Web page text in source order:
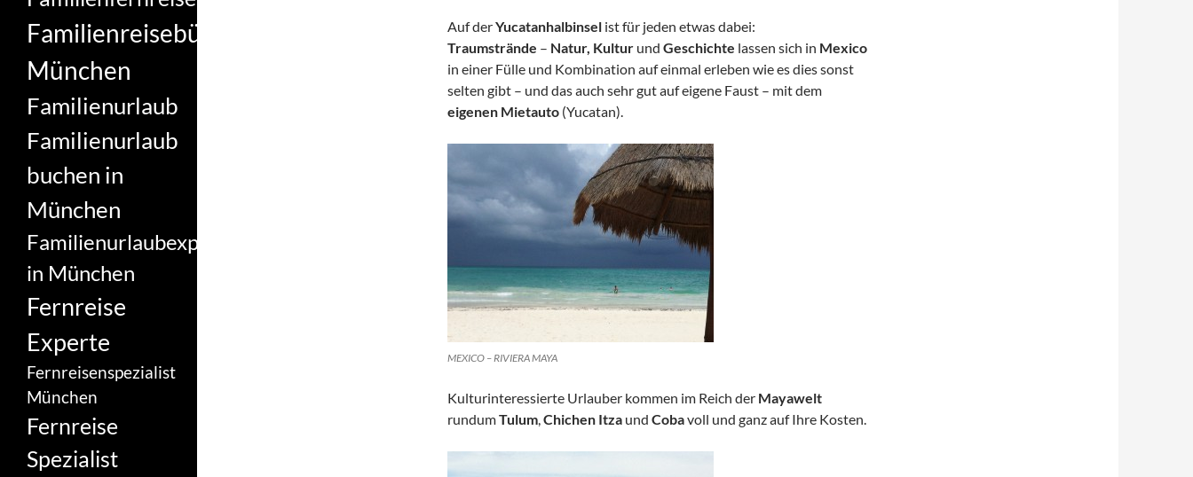
Auf derYucatanhalbinsel ist für jeden etwas dabei:
Traumstrände – Natur, Kultur und Geschichte lassen sich in Mexico
in einer Fülle und Kombination auf einmal erleben wie es dies sonst
selten gibt – und das auch sehr gut auf eigene Faust – mit dem
eigenen Mietauto (Yucatan).
MEXICO – RIVIERA MAYA
Kulturinteressierte Urlauber kommen im Reich der Mayawelt
rundumTulum,Chichen Itza und Cobavoll und ganz auf Ihre Kosten.
Familienreisebüro
München
Familienurlaub
Familienurlaub
buchen in
München
Familienurlaubexperte
in München
Fernreise
Experte
Fernreisenspezialist
München
Fernreise
Spezialist